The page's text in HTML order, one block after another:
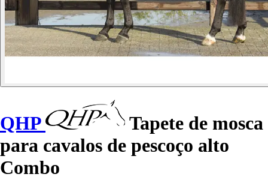
QHP
Tapete de mosca
para cavalos de pescoço alto
Combo